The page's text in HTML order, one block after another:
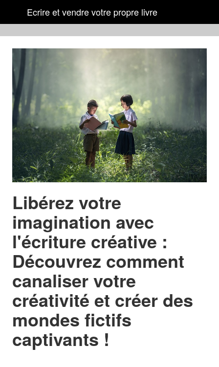
Ecrire et vendre votre propre livre
Libérez votre
imagination avec
l'écriture créative :
Découvrez comment
canaliser votre
créativité et créer des
mondes fictifs
captivants !